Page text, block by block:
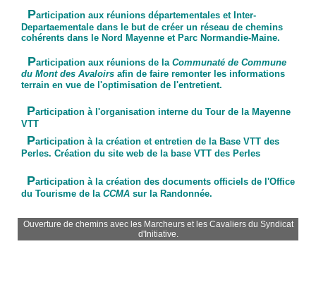
Participation aux réunions départementales et Inter-
Departaementale dans le but de créer un réseau de chemins
cohérents dans le Nord Mayenne et Parc Normandie-Maine.
Participation aux réunions de la Communaté de Commune
du Mont des Avaloirs afin de faire remonter les informations
terrain en vue de l'optimisation de l'entretient.
Participation à l'organisation interne du Tour de la Mayenne
VTT
Participation à la création et entretien de la Base VTT des
Perles. Création du site web de la base VTT des Perles
Participation à la création des documents officiels de l'Office
du Tourisme de la CCMA sur la Randonnée.
Ouverture de chemins avec les Marcheurs et les Cavaliers du Syndicat
d'Initiative.